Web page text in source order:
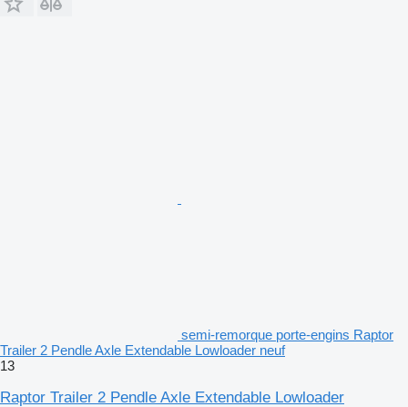
semi-remorque porte-engins Raptor
Trailer 2 Pendle Axle Extendable Lowloader neuf
13
Raptor Trailer 2 Pendle Axle Extendable Lowloader